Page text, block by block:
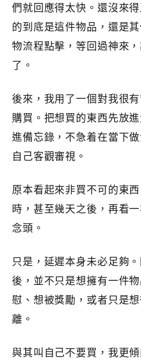
們就回應得太快。還沒來
的到底是這件物品，還是
物流程點擊，等回過神來
了。
後來，我用了一個對我很
購買。把想買的東西先放
進備忘錄，不急着在當下
自己客觀審視。
原本看起來非買不可的東
時，甚至幾天之後，再看
念頭。
只是，延遲本身未必足夠
後，並不只是想擁有一件
慰、想被獎勵，或者只是
離。
與其叫自己不要買，我更